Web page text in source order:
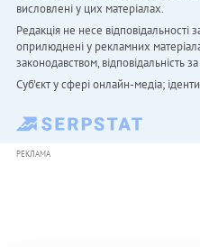
висловлені у цих матеріалах.
Редакція не несе відповідальності
оприлюднені у рекламних
законодавством, відповідальність
Cуб'єкт у сфері онлайн-медіа;
РЕКЛАМА